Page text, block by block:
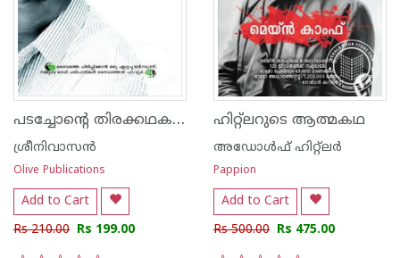
പടച്ചോന്‍റെ തിരക്കഥകള്‍
ശ്രീനിവാസന്‍
Olive Publications
Add to Cart
Rs 210.00 Rs 199.00
ഹിറ്റ്ലറുടെ ആത്മകഥ
അഡോള്‍ഫ് ഹിറ്റ്ലര്‍
Pappion
Add to Cart
Rs 500.00 Rs 475.00